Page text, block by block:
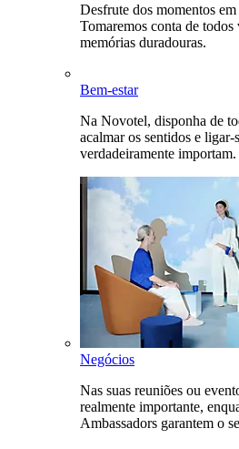
Desfrute dos momentos
Tomaremos conta de
memórias duradouras.
Bem-estar
Na Novotel, disponha de
acalmar os sentidos e ligar-
verdadeiramente importam.
Negócios
Nas suas reuniões ou
realmente importante,
Ambassadors garantem o